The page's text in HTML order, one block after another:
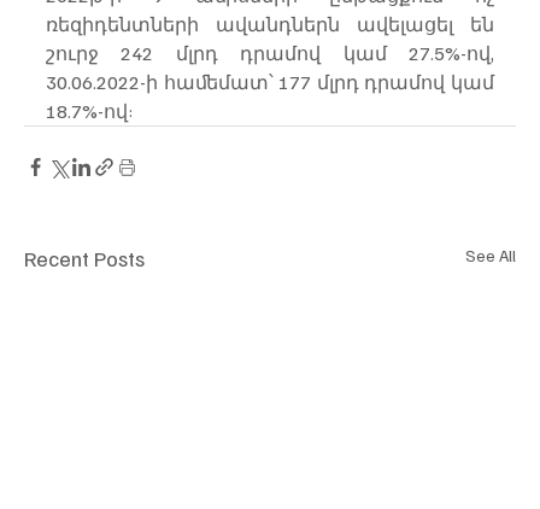
ռեզիդենտների ավանդներն ավելացել են
շուրջ 242 մլրդ դրամով կամ 27.5%-ով,
30.06.2022-ի հաﬔմատ՝ 177 մլրդ դրամով կամ
18.7%-ով:
Recent Posts See All